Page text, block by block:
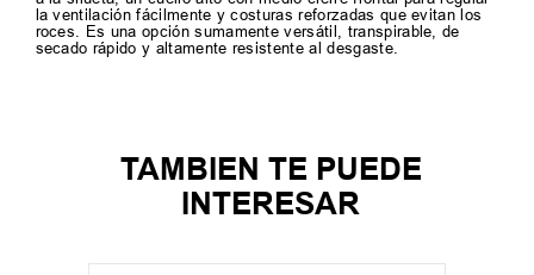
la ventilación fácilmente y costuras reforzadas que evitan los
roces. Es una opción sumamente versátil, transpirable, de
secado rápido y altamente resistente al desgaste.
TAMBIEN TE PUEDE
INTERESAR